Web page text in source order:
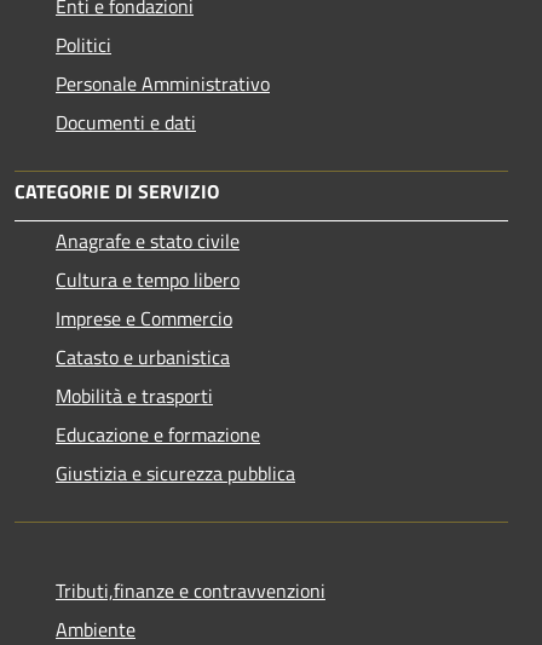
Enti e fondazioni
Politici
Personale Amministrativo
Documenti e dati
CATEGORIE DI SERVIZIO
Anagrafe e stato civile
Cultura e tempo libero
Imprese e Commercio
Catasto e urbanistica
Mobilità e trasporti
Educazione e formazione
Giustizia e sicurezza pubblica
Tributi,finanze e contravvenzioni
Ambiente